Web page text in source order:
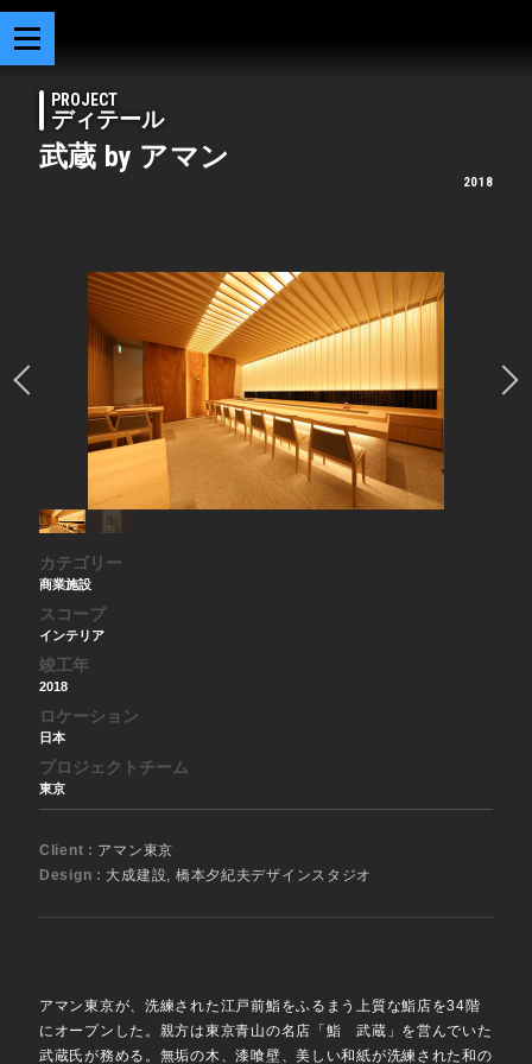
PROJECT
ディテール
武蔵 by アマン
2018
カテゴリー
商業施設
スコープ
インテリア
竣工年
2018
ロケーション
日本
プロジェクトチーム
東京
Client : アマン東京
Design : 大成建設, 橋本夕紀夫デザインスタジオ
アマン東京が、洗練された江戸前鮨をふるまう上質な鮨店を34階
にオープンした。親方は東京青山の名店「鮨 武蔵」を営んでいた
武蔵氏が務める。無垢の木、漆喰壁、美しい和紙が洗練された和の